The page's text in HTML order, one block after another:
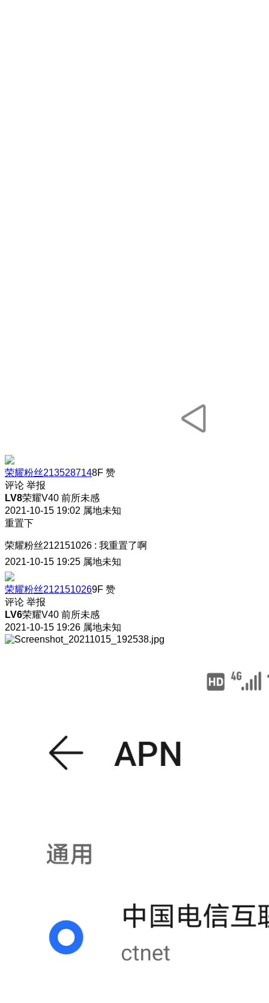
荣耀粉丝2135287148F 赞
评论 举报
LV8荣耀V40 前所未感
2021-10-15 19:02 属地未知
重置下
荣耀粉丝212151026 : 我重置了啊
2021-10-15 19:25 属地未知
荣耀粉丝2121510269F 赞
评论 举报
LV6荣耀V40 前所未感
2021-10-15 19:26 属地未知